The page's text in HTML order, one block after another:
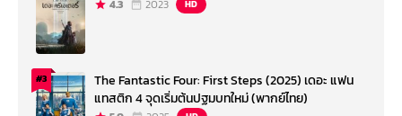
4.3 2023 HD
#3
The Fantastic Four: First Steps (2025) เดอะ แฟน
แทสติก 4 จุดเริ่มต้นปฐมบทใหม่ (พากย์ไทย)